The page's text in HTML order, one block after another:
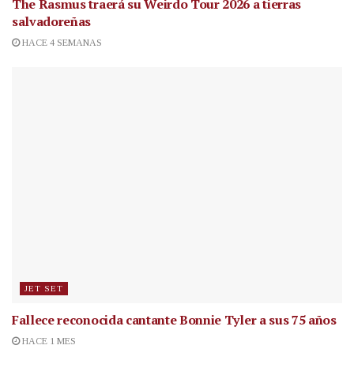
The Rasmus traerá su Weirdo Tour 2026 a tierras
salvadoreñas
HACE 4 SEMANAS
JET SET
Fallece reconocida cantanteBonnie Tyler a sus 75 años
HACE 1 MES